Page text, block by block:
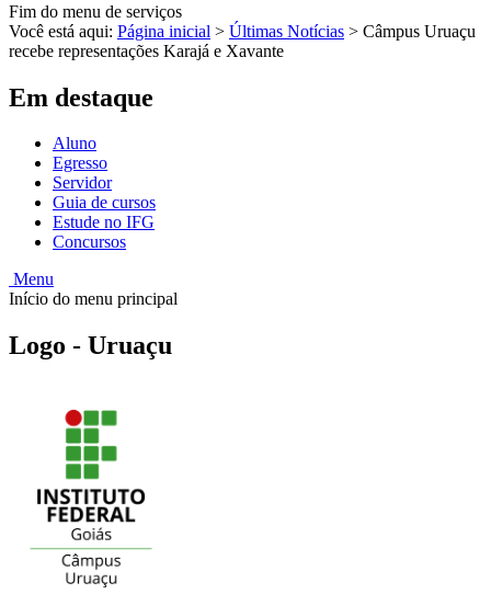
Fim do menu de serviços
Você está aqui: Página inicial > Últimas Notícias > Câmpus Uruaçu
recebe representações Karajá e Xavante
Em destaque
Aluno
Egresso
Servidor
Guia de cursos
Estude no IFG
Concursos
Menu
Início do menu principal
Logo - Uruaçu